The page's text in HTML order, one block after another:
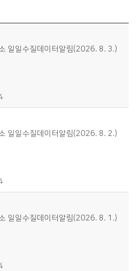
일일수질데이터알림(2026. 8. 3.)
일일수질데이터알림(2026. 8. 2.)
일일수질데이터알림(2026. 8. 1.)